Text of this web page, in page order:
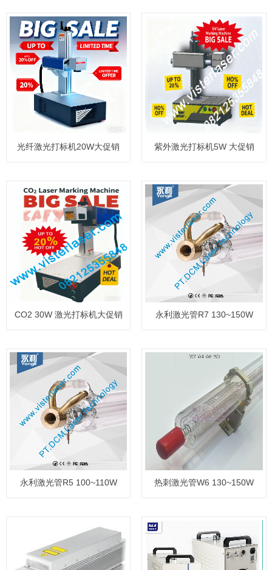
光纤激光打标机20W大促销 紫外激光打标机5W 大促销
CO2 30W 激光打标机大促销 永利激光管R7 130~150W
永利激光管R5 100~110W 热刺激光管W6 130~150W